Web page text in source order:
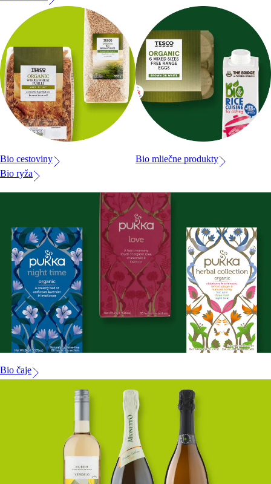
Bio cestoviny
Bio ryža
Bio mliečne produkty
Bio čaje